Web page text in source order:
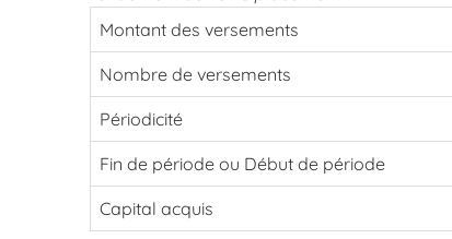
Montant des versements
Nombre de versements
Périodicité
Fin de période ou Début de période
Capital acquis